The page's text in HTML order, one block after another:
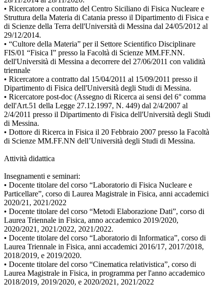
• Ricercatore a contratto del Centro Siciliano di Fisica Nucleare e
Struttura della Materia di Catania presso il Dipartimento di Fisica e
di Scienze della Terra dell'Università di Messina dal 24/05/2012 al
29/12/2014.
• “Cultore della Materia” per il Settore Scientifico Disciplinare
FIS/01 “Fisica I” presso la Facoltà di Scienze MM.FF.NN.
dell'Università di Messina a decorrere del 27/06/2011 con validità
triennale
• Ricercatore a contratto dal 15/04/2011 al 15/09/2011 presso il
Dipartimento di Fisica dell'Università degli Studi di Messina.
• Ricercatore post-doc (Assegno di Ricerca ai sensi del 6° comma
dell'Art.51 della Legge 27.12.1997, N. 449) dal 2/4/2007 al
2/4/2011 presso il Dipartimento di Fisica dell'Università degli Studi
di Messina.
• Dottore di Ricerca in Fisica il 20 Febbraio 2007 presso la Facoltà
di Scienze MM.FF.NN dell’Università degli Studi di Messina.
Attività didattica
Insegnamenti e seminari:
• Docente titolare del corso “Laboratorio di Fisica Nucleare e
Particellare”, corso di Laurea Magistrale in Fisica, anni accademici
2020/21, 2021/2022
• Docente titolare del corso “Metodi Elaborazione Dati”, corso di
Laurea Triennale in Fisica, anno accademico 2019/2020,
2020/2021, 2021/2022, 2021/2022.
• Docente titolare del corso “Laboratorio di Informatica”, corso di
Laurea Triennale in Fisica, anni accademici 2016/17, 2017/2018,
2018/2019, e 2019/2020.
• Docente titolare del corso “Cinematica relativistica”, corso di
Laurea Magistrale in Fisica, in programma per l'anno accademico
2018/2019, 2019/2020, e 2020/2021, 2021/2022